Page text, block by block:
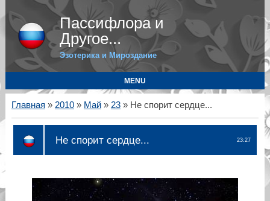
Пассифлора и
Другое...
Эзотерика и Мироздание
MENU
Главная » 2010 » Май » 23» Не спорит сердце...
23:27
Не спорит сердце...